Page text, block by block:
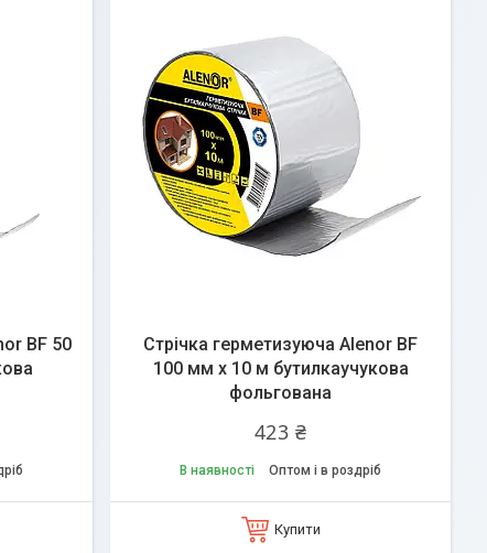
BF 50
Стрічка герметизуюча Alenor BF
100 мм х 10 м бутилкаучукова
фольгована
423 ₴
В наявності Оптом і в роздріб
Купити